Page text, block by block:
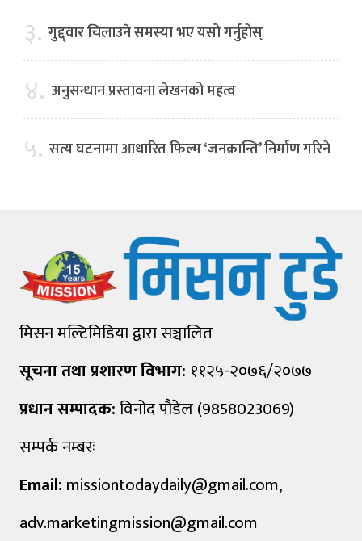
३. गुद्द्वार चिलाउने समस्या भए यसो गर्नुहोस्
४. अनुसन्धान प्रस्तावना लेखनको महत्व
५. सत्य घटनामा आधारित फिल्म ‘जनक्रान्ति’ निर्माण गरिने
मिसन मल्टिमिडिया द्वारा सञ्चालित
सूचना तथा प्रशारण विभाग: ११२५-२०७६/२०७७
प्रधान सम्पादक:विनोद पौडेल (9858023069)
सम्पर्क नम्बरः
Email: missiontodaydaily@gmail.com,
adv.marketingmission@gmail.com